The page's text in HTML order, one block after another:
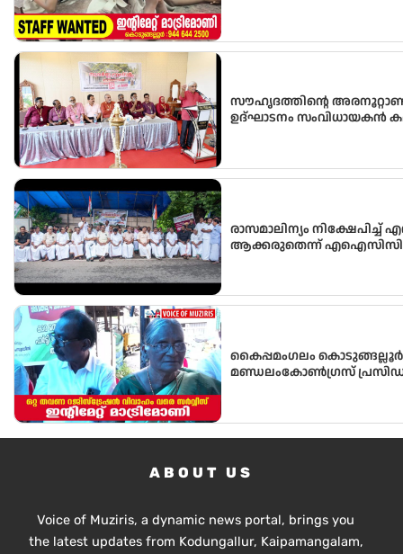
സൗഹൃദത്തിന്റെ
ഉദ്ഘാടനം സംവിധായകൻ
രാസമാലിന്യം
ആക്കരുതെന്ന് എഐസിസി
കൈപ്പമംഗലം കൊടുങ്ങല്ലൂർ
മണ്ഡലംകോൺഗ്രസ്‌
ABOUT US
Voice of Muziris, a dynamic news portal, brings you
the latest updates from Kodungallur, Kaipamangalam,